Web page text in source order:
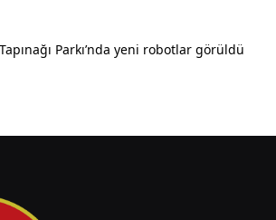
Parkı’nda yeni robotlar görüldü